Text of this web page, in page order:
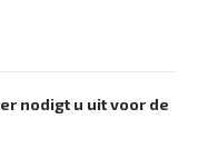
nodigt u uit voor de